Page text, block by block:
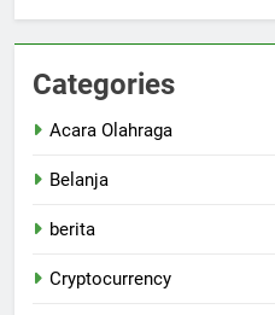
Categories
Acara Olahraga
Belanja
berita
Cryptocurrency